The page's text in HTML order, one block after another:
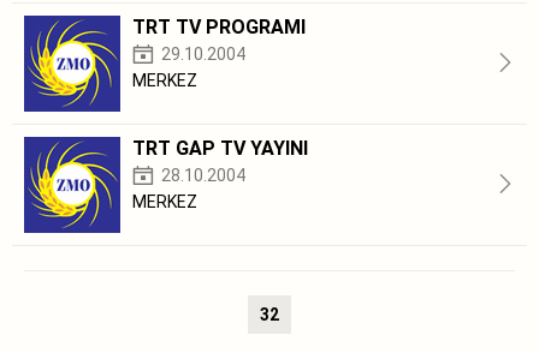
TRT TV PROGRAMI
29.10.2004
MERKEZ
TRT GAP TV YAYINI
28.10.2004
MERKEZ
32